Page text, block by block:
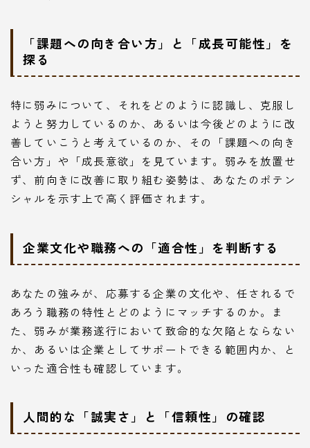
「課題への向き合い方」と「成長可能性」を
探る
特に弱みについて、それをどのように認識し、克服し
ようと努力しているのか、あるいは今後どのように改
善していこうと考えているのか、その「課題への向き
合い方」や「成長意欲」を見ています。弱みを放置せ
ず、前向きに改善に取り組む姿勢は、あなたのポテン
シャルを示す上で高く評価されます。
企業文化や職務への「適合性」を判断する
あなたの強みが、応募する企業の文化や、任されるで
あろう職務の特性とどのようにマッチするのか。ま
た、弱みが業務遂行において致命的な欠陥とならない
か、あるいは企業としてサポートできる範囲内か、と
いった適合性も確認しています。
人間的な「誠実さ」と「信頼性」の確認